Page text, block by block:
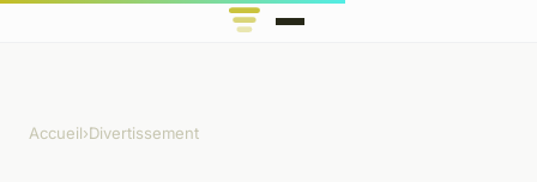
Accueil›Divertissement